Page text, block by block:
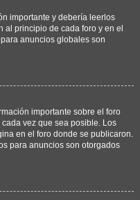
importante y debería leerlos
al principio de cada foro y en el
anuncios globales son
importante sobre el foro
vez que sea posible. Los
en el foro donde se publicaron.
para anuncios son otorgados